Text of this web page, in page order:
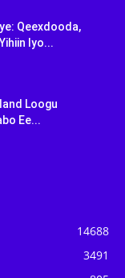
Qeexdooda,
Iyo...
Loogu
Ee...
14688
3491